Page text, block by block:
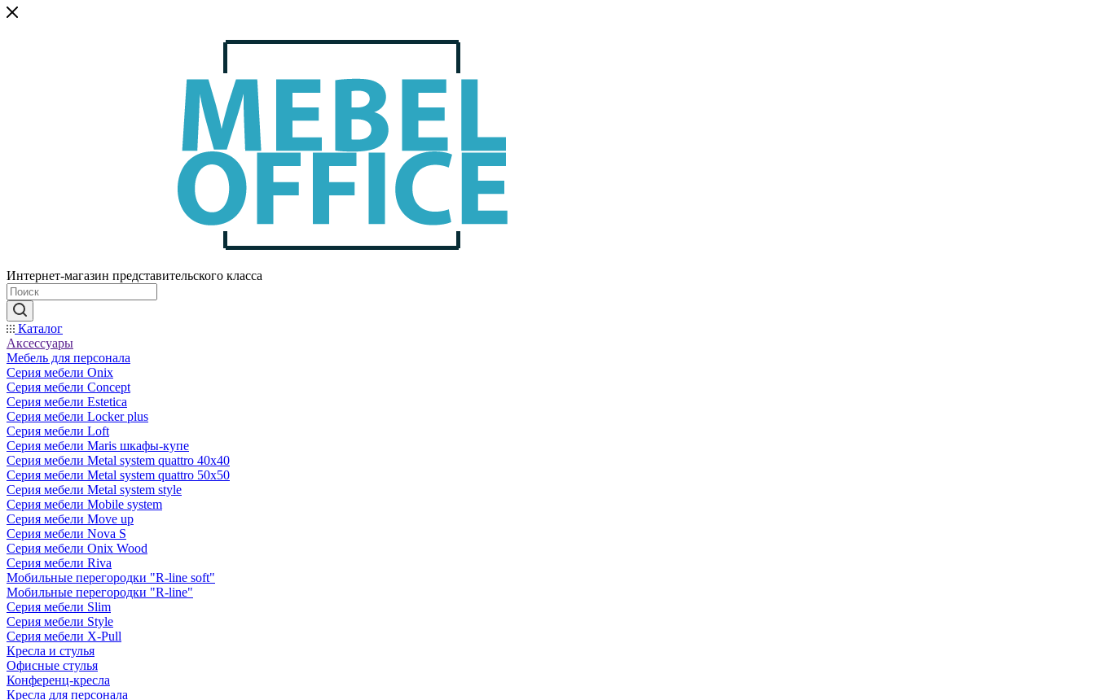
Интернет-магазин представительского класса
Каталог
Аксессуары
Мебель для персонала
Серия мебели Onix
Серия мебели Concept
Серия мебели Estetica
Серия мебели Locker plus
Серия мебели Loft
Серия мебели Maris шкафы-купе
Серия мебели Metal system quattro 40x40
Серия мебели Metal system quattro 50x50
Серия мебели Metal system style
Серия мебели Mobile system
Серия мебели Move up
Серия мебели Nova S
Серия мебели Onix Wood
Серия мебели Riva
Мобильные перегородки "R-line soft"
Мобильные перегородки "R-line"
Серия мебели Slim
Серия мебели Style
Серия мебели X-Pull
Кресла и стулья
Офисные стулья
Конференц-кресла
Кресла для персонала